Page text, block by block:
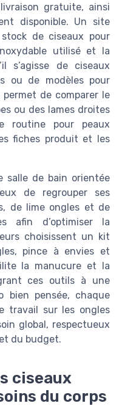
gratuite, ainsi
disponible. Un site
de ciseaux pour
utilisé et la
s’agisse de ciseaux
ou de modèles pour
de comparer le
ou des lames droites
routine pour peaux
fiches produit et les
salle de bain orientée
de regrouper ses
de lime ongles et de
afin d’optimiser la
choisissent un kit
pince à envies et
la manucure et la
ces outils à une
bien pensée, chaque
travail sur les ongles
global, respectueux
du budget.
ciseaux
du corps